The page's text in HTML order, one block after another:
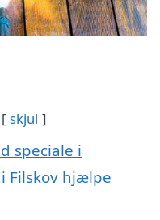
skjul
speciale i
Filskov hjælpe